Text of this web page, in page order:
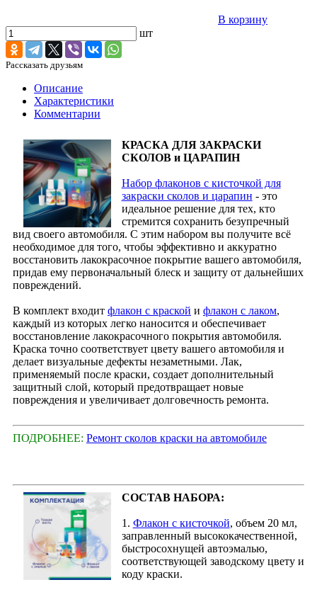
В корзину
шт
Рассказать друзьям
Описание
Характеристики
Комментарии
КРАСКА ДЛЯ ЗАКРАСКИ
СКОЛОВ и ЦАРАПИН
Набор флаконов с кисточкой для
закраски сколов и царапин - это
идеальное решение для тех, кто
стремится сохранить безупречный
вид своего автомобиля. С этим набором вы получите всё
необходимое для того, чтобы эффективно и аккуратно
восстановить лакокрасочное покрытие вашего автомобиля,
придав ему первоначальный блеск и защиту от дальнейших
повреждений.
В комплект входит флакон с краской и флакон с лаком,
каждый из которых легко наносится и обеспечивает
восстановление лакокрасочного покрытия автомобиля.
Краска точно соответствует цвету вашего автомобиля и
делает визуальные дефекты незаметными. Лак,
применяемый после краски, создает дополнительный
защитный слой, который предотвращает новые
повреждения и увеличивает долговечность ремонта.
ПОДРОБНЕЕ: Ремонт сколов краски на автомобиле
СОСТАВ НАБОРА:
1. Флакон с кисточкой, объем 20 мл,
заправленный высококачественной,
быстросохнущей автоэмалью,
соответствующей заводскому цвету и
коду краски.